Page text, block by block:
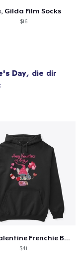
Gilda Film Socks
$16
Day, die dir
Cute Valentine Frenchie Bulldog
$41